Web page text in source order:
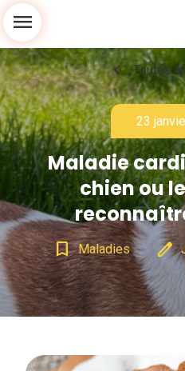
menu
chevron_left Toutes
23
Maladie
chien ou
bookmark_border Maladies edit